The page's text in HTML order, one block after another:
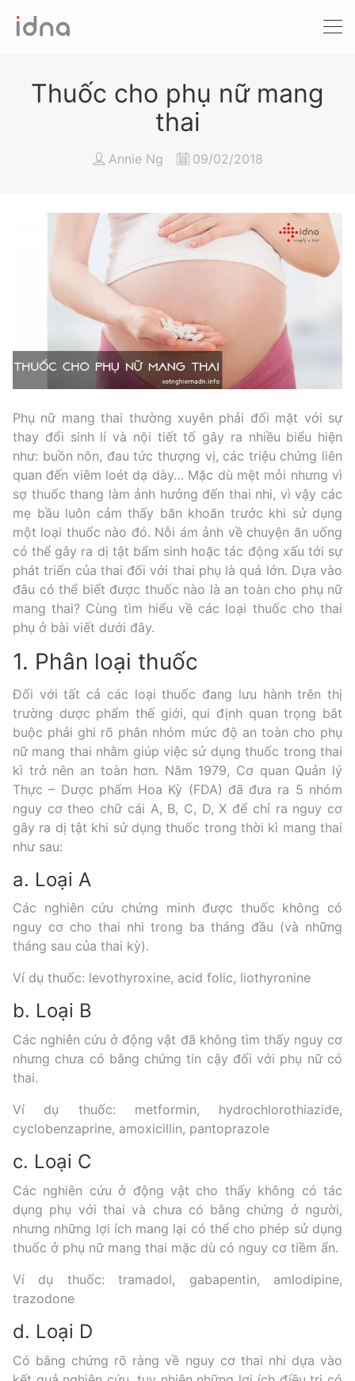
Xét nghiệm ADN
Sàng lọc trước sinh
Tầm soát ung thư
Làm khai sinh
Xét nghiệm động vật
Thuốc cho phụ nữ mang
thai
Annie Ng 09/02/2018
Phụ nữ mang thai thường xuyên phải đối mặt với sự
thay đổi sinh lí và nội tiết tố gây ra nhiều biểu hiện
như: buồn nôn, đau tức thượng vị, các triệu chứng liên
quan đến viêm loét dạ dày… Mặc dù mệt mỏi nhưng vì
sợ thuốc thang làm ảnh hưởng đến thai nhi, vì vậy các
mẹ bầu luôn cảm thấy băn khoăn trước khi sử dụng
một loại thuốc nào đó. Nỗi ám ảnh về chuyện ăn uống
có thể gây ra dị tật bẩm sinh hoặc tác động xấu tới sự
phát triển của thai đối với thai phụ là quá lớn. Dựa vào
đâu có thể biết được thuốc nào là an toàn cho phụ nữ
mang thai? Cùng tìm hiểu về các loại thuốc cho thai
phụ ở bài viết dưới đây.
1. Phân loại thuốc
Đối với tất cả các loại thuốc đang lưu hành trên thị
trường dược phẩm thế giới, qui định quan trọng bắt
buộc phải ghi rõ phân nhóm mức độ an toàn cho phụ
nữ mang thai nhằm giúp việc sử dụng thuốc trong thai
kì trở nên an toàn hơn. Năm 1979, Cơ quan Quản lý
Thực – Dược phẩm Hoa Kỳ (FDA) đã đưa ra 5 nhóm
nguy cơ theo chữ cái A, B, C, D, X để chỉ ra nguy cơ
gây ra dị tật khi sử dụng thuốc trong thời kì mang thai
như sau:
a. Loại A
Các nghiên cứu chứng minh được thuốc không có
nguy cơ cho thai nhi trong ba tháng đầu (và những
tháng sau của thai kỳ).
Ví dụ thuốc: levothyroxine, acid folic, liothyronine
b. Loại B
Các nghiên cứu ở động vật đã không tìm thấy nguy cơ
nhưng chưa có bằng chứng tin cậy đối với phụ nữ có
thai.
Ví dụ thuốc: metformin, hydrochlorothiazide,
cyclobenzaprine, amoxicillin, pantoprazole
c. Loại C
Các nghiên cứu ở động vật cho thấy không có tác
dụng phụ với thai và chưa có bằng chứng ở người,
nhưng những lợi ích mang lại có thể cho phép sử dụng
thuốc ở phụ nữ mang thai mặc dù có nguy cơ tiềm ẩn.
Ví dụ thuốc: tramadol, gabapentin, amlodipine,
trazodone
d. Loại D
Có bằng chứng rõ ràng về nguy cơ thai nhi dựa vào